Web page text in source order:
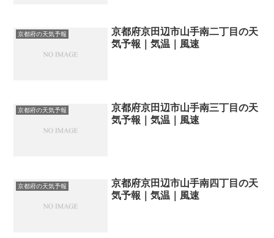
京都府の天気予報
京都府京田辺市山手南二丁目の天
気予報｜気温｜風速
京都府の天気予報
京都府京田辺市山手南三丁目の天
気予報｜気温｜風速
京都府の天気予報
京都府京田辺市山手南四丁目の天
気予報｜気温｜風速